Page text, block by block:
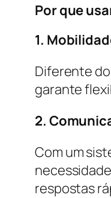
Por que
1.
Diferente
garante
2.
Com um
respostas